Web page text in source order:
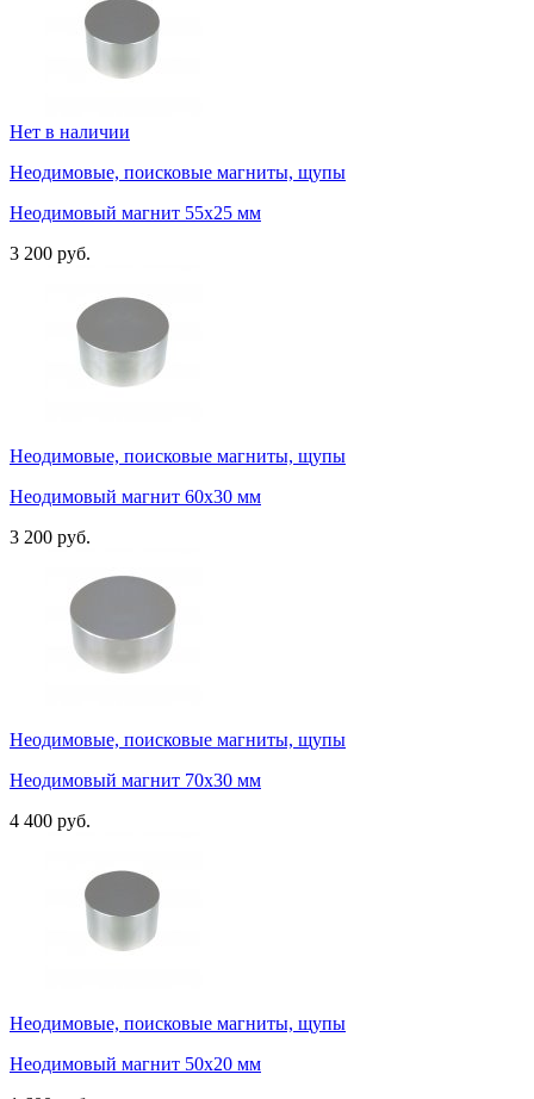
Нет в наличии
Неодимовые, поисковые магниты, щупы
Неодимовый магнит 55х25 мм
3 200 руб.
Неодимовые, поисковые магниты, щупы
Неодимовый магнит 60х30 мм
3 200 руб.
Неодимовые, поисковые магниты, щупы
Неодимовый магнит 70х30 мм
4 400 руб.
Неодимовые, поисковые магниты, щупы
Неодимовый магнит 50х20 мм